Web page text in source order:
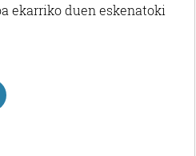
ekarriko duen eskenatoki